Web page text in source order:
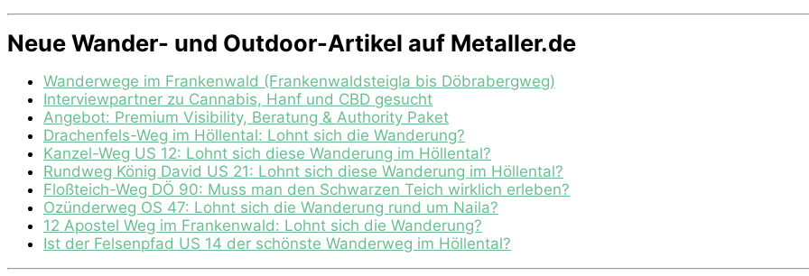
Neue Wander- und Outdoor-Artikel auf Metaller.de
Wanderwege im Frankenwald (Frankenwaldsteigla bis Döbrabergweg)
Interviewpartner zu Cannabis, Hanf und CBD gesucht
Angebot: Premium Visibility, Beratung & Authority Paket
Drachenfels-Weg im Höllental: Lohnt sich die Wanderung?
Kanzel-Weg US 12: Lohnt sich diese Wanderung im Höllental?
Rundweg König David US 21: Lohnt sich diese Wanderung im Höllental?
Floßteich-Weg DÖ 90: Muss man den Schwarzen Teich wirklich erleben?
Ozünderweg OS 47: Lohnt sich die Wanderung rund um Naila?
12 Apostel Weg im Frankenwald: Lohnt sich die Wanderung?
Ist der Felsenpfad US 14 der schönste Wanderweg im Höllental?